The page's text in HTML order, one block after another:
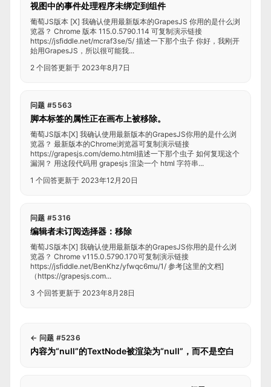
视图中的事件处理程序未绑定到组件
葡萄JS版本 [X] 我确认使用最新版本的GrapesJS 你用的是什么浏
览器？ Chrome 版本 115.0.5790.114 可复制演示链接
https://jsfiddle.net/mcraf3se/5/ 描述一下那个虫子 你好，我刚开
始用GrapesJS，所以很可能我...
2 个回答更新于 2023年8月7日
问题 #5563
脚本标签的属性正在画布上被移除。
葡萄JS版本[X] 我确认使用最新版本的GrapesJS你用的是什么浏
览器？ 最新版本的Chrome浏览器可复制演示链接
https://grapesjs.com/demo.html描述一下那个虫子 如何复现这个
漏洞？ 用这段代码用 grapesjs 渲染一个 html 字符串...
1 个回答更新于 2023年12月20日
问题 #5316
编辑者未订阅选择器：移除
葡萄JS版本[X] 我确认使用最新版本的GrapesJS你用的是什么浏
览器？ Chrome v115.0.5790.170可复制演示链接
https://jsfiddle.net/BenKhz/yfwqc6mu/1/ 参考[这里的文档]
（https://grapesjs.com...
3 个回答更新于 2023年8月28日
← 问题 #5236
内容为“null”的TextNode被渲染为“null”，而不是空白